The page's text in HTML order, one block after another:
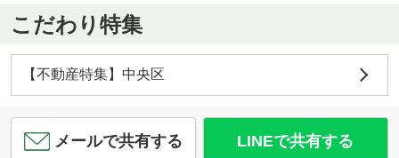
こだわり特集
【不動産特集】中央区
メールで共有する LINEで共有する